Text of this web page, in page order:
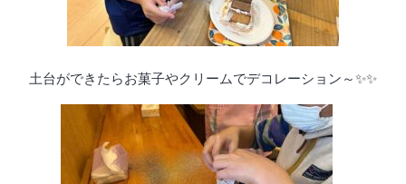
土台ができたらお菓子やクリームでデコレーション～✨✨